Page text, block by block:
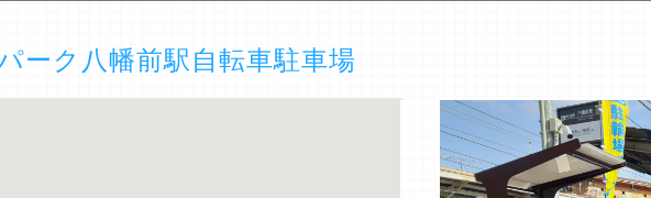
ーク八幡前駅自転車駐車場